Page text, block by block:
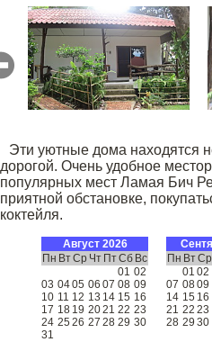
Эти уютные дома находятся
дорогой. Очень удобное
популярных мест Ламая Бич
приятной обстановке,
коктейля.
Август 2026
Пн ВтСр Чт ПтСб Вс
01 02
03 0405 06 07 08 09
10 11 12 13 14 15 16
17 18 19 2021 22 23
24 25 26 27 28 29 30
31
Пн ВтСр
01 02
07 0809
14 15 16
21 22 23
28 29 30